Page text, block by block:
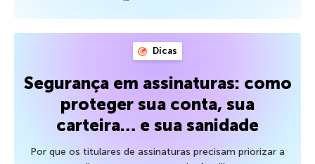
Dicas
Segurança em assinaturas: como
proteger sua conta, sua
carteira… e sua sanidade
Por que os titulares de assinaturas precisam priorizar a